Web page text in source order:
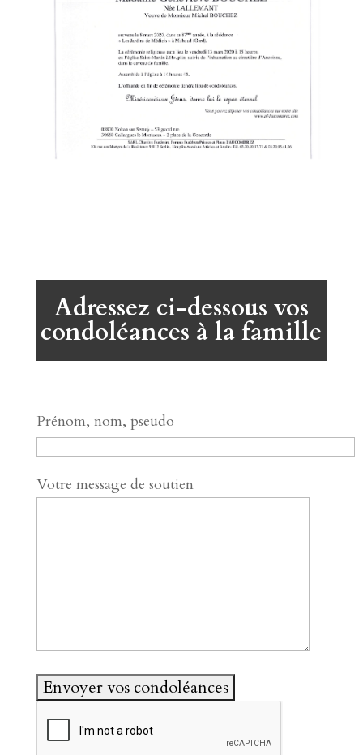
Adressez ci-dessous vos
condoléances à la famille
Prénom, nom, pseudo
Votre message de soutien